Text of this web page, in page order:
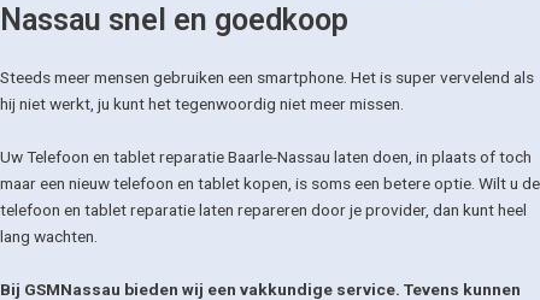
Nassau snel en goedkoop
Steeds meer mensen gebruiken een smartphone. Het is super vervelend als
hij niet werkt, ju kunt het tegenwoordig niet meer missen.
Uw Telefoon en tablet reparatie Baarle-Nassau laten doen, in plaats of toch
maar een nieuw telefoon en tablet kopen, is soms een betere optie. Wilt u de
telefoon en tablet reparatie laten repareren door je provider, dan kunt heel
lang wachten.
Bij GSMNassau bieden wij een vakkundige service. Tevens kunnen